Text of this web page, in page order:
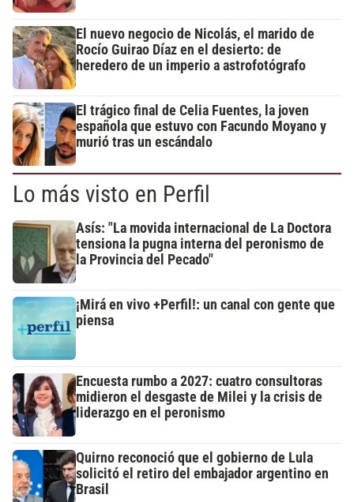
El nuevo negocio de Nicolás, el marido de
Rocío Guirao Díaz en el desierto: de
heredero de un imperio a astrofotógrafo
El trágico final de Celia Fuentes, la joven
española que estuvo con Facundo Moyano y
murió tras un escándalo
Lo más visto en Perfil
Asís: "La movida internacional de La Doctora
tensiona la pugna interna del peronismo de
la Provincia del Pecado"
¡Mirá en vivo +Perfil!: un canal con gente que
piensa
Encuesta rumbo a 2027: cuatro consultoras
midieron el desgaste de Milei y la crisis de
liderazgo en el peronismo
Quirno reconoció que el gobierno de Lula
solicitó el retiro del embajador argentino en
Brasil